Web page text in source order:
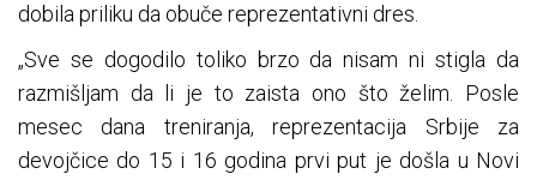
dobila priliku da obuče reprezentativni dres.
„Sve se dogodilo toliko brzo da nisam ni stigla da
razmišljam da li je to zaista ono što želim. Posle
mesec dana treniranja, reprezentacija Srbije za
devojčice do 15 i 16 godina prvi put je došla u Novi